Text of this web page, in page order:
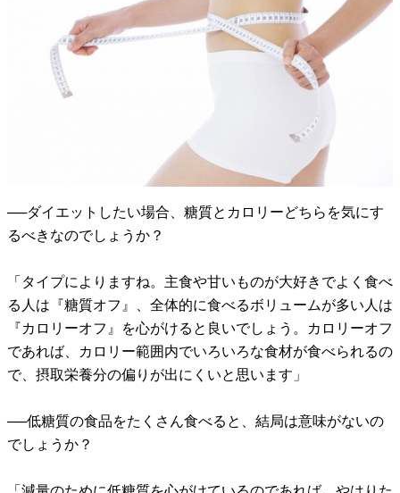
──ダイエットしたい場合、糖質とカロリーどちらを気にす
るべきなのでしょうか？
「タイプによりますね。主食や甘いものが大好きでよく食べ
る人は『糖質オフ』、全体的に食べるボリュームが多い人は
『カロリーオフ』を心がけると良いでしょう。カロリーオフ
であれば、カロリー範囲内でいろいろな食材が食べられるの
で、摂取栄養分の偏りが出にくいと思います」
──低糖質の食品をたくさん食べると、結局は意味がないの
でしょうか？